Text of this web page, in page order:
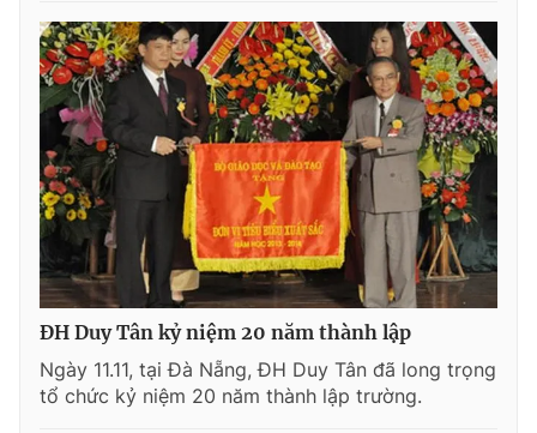
ĐH Duy Tân kỷ niệm 20 năm thành lập
Ngày 11.11, tại Đà Nẵng, ĐH Duy Tân đã long trọng
tổ chức kỷ niệm 20 năm thành lập trường.